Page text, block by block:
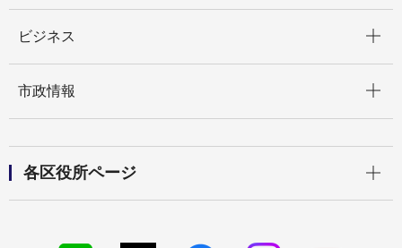
ビジネス
市政情報
各区役所ページ